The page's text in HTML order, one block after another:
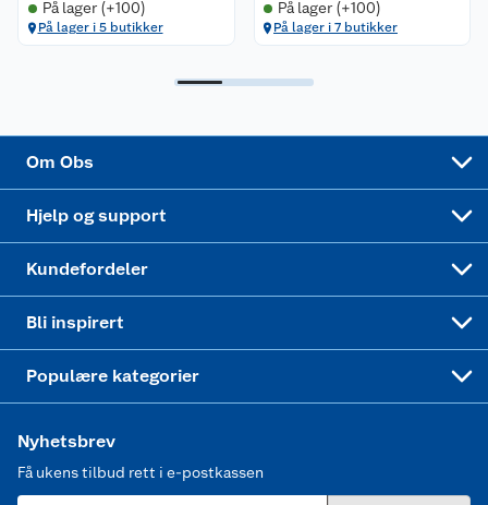
På lager (+100)
På lager i 5 butikker
På lager (+100)
På lager i 7 butikker
Om Obs
Hjelp og support
Kjøpsvilkår
Kundefordeler
Klikk og hent
Bli inspirert
Festdrakter til hele familien
Populære kategorier
Hagemøbler og utemøbler
Nyhetsbrev
Få ukens tilbud rett i e-postkassen